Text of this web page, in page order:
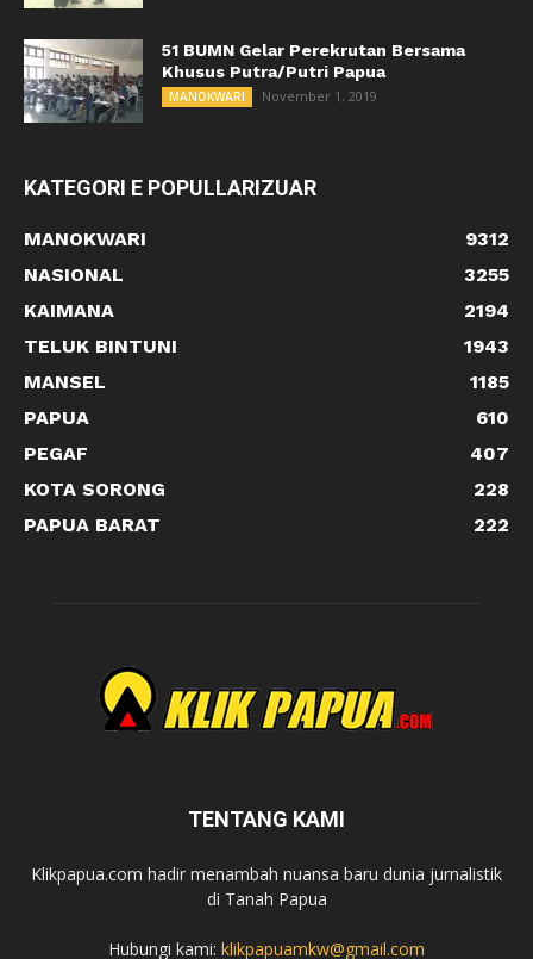
51 BUMN Gelar Perekrutan Bersama
Khusus Putra/Putri Papua
MANOKWARI November 1, 2019
KATEGORI E POPULLARIZUAR
MANOKWARI
9312
NASIONAL
3255
KAIMANA
2194
TELUK BINTUNI
1943
MANSEL
1185
PAPUA
610
PEGAF
407
KOTA SORONG
228
PAPUA BARAT
222
TENTANG KAMI
Klikpapua.com hadir menambah nuansa baru dunia jurnalistik
di Tanah Papua
Hubungi kami: klikpapuamkw@gmail.com